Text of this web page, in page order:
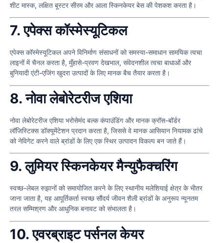
शीट मास्क, लक्षित बूस्टर सीरम और आला स्किनकेयर बेस की पेशकश करता है।
7. एपेक्स कॉस्मेस्यूटिकल
एपेक्स कॉस्मेस्यूटिकल अपने विनिर्माण संसाधनों को समस्या-समाधान सामयिक त्वचा
लाइनों में चैनल करता है, मुँहासे-प्रवण देखभाल, संवेदनशील त्वचा बाधाओं और
बुनियादी एंटी-एजिंग खुदरा उत्पादों के लिए मानक बैच तैयार करता है।
8. नोवा लेबोरेटरीज एशिया
नोवा लेबोरेटरीज एशिया भरोसेमंद बल्क कंपाउंडिंग और मानक क्रॉस-बॉर्डर
लॉजिस्टिक्स डॉक्यूमेंटेशन प्रदान करता है, जिससे वे मानक आसियान नियामक ढांचे
को नेविगेट करने वाले ब्रांडों के लिए एक स्थिर उत्पादन विकल्प बन जाते हैं।
9. लुमियर स्किनकेयर मैन्युफैक्चरिंग
स्वच्छ-लेबल रुझानों को समायोजित करने के लिए स्थानीय मलेशियाई क्षेत्र के भीतर
जाना जाता है, यह आपूर्तिकर्ता स्वच्छ सौंदर्य जीवन शैली ब्रांडों के अनुरूप न्यूनतम
तरल सम्मिश्रण और आधुनिक बनावट को संभालता है।
10. एवरब्राइट पर्सनल केयर